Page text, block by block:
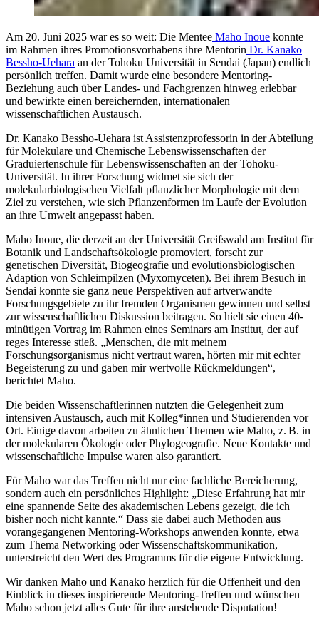
Am 20. Juni 2025 war es so weit: Die Mentee Maho Inoue konnte
im Rahmen ihres Promotionsvorhabens ihre Mentorin Dr. Kanako
Bessho-Uehara an der Tohoku Universität in Sendai (Japan) endlich
persönlich treffen. Damit wurde eine besondere Mentoring-
Beziehung auch über Landes- und Fachgrenzen hinweg erlebbar
und bewirkte einen bereichernden, internationalen
wissenschaftlichen Austausch.
Dr. Kanako Bessho-Uehara ist Assistenzprofessorin in der Abteilung
für Molekulare und Chemische Lebenswissenschaften der
Graduiertenschule für Lebenswissenschaften an der Tohoku-
Universität. In ihrer Forschung widmet sie sich der
molekularbiologischen Vielfalt pflanzlicher Morphologie mit dem
Ziel zu verstehen, wie sich Pflanzenformen im Laufe der Evolution
an ihre Umwelt angepasst haben.
Maho Inoue, die derzeit an der Universität Greifswald am Institut für
Botanik und Landschaftsökologie promoviert, forscht zur
genetischen Diversität, Biogeografie und evolutionsbiologischen
Adaption von Schleimpilzen (Myxomyceten). Bei ihrem Besuch in
Sendai konnte sie ganz neue Perspektiven auf artverwandte
Forschungsgebiete zu ihr fremden Organismen gewinnen und selbst
zur wissenschaftlichen Diskussion beitragen. So hielt sie einen 40-
minütigen Vortrag im Rahmen eines Seminars am Institut, der auf
reges Interesse stieß. „Menschen, die mit meinem
Forschungsorganismus nicht vertraut waren, hörten mir mit echter
Begeisterung zu und gaben mir wertvolle Rückmeldungen“,
berichtet Maho.
Die beiden Wissenschaftlerinnen nutzten die Gelegenheit zum
intensiven Austausch, auch mit Kolleg*innen und Studierenden vor
Ort. Einige davon arbeiten zu ähnlichen Themen wie Maho, z. B. in
der molekularen Ökologie oder Phylogeografie. Neue Kontakte und
wissenschaftliche Impulse waren also garantiert.
Für Maho war das Treffen nicht nur eine fachliche Bereicherung,
sondern auch ein persönliches Highlight: „Diese Erfahrung hat mir
eine spannende Seite des akademischen Lebens gezeigt, die ich
bisher noch nicht kannte.“ Dass sie dabei auch Methoden aus
vorangegangenen Mentoring-Workshops anwenden konnte, etwa
zum Thema Networking oder Wissenschaftskommunikation,
unterstreicht den Wert des Programms für die eigene Entwicklung.
Wir danken Maho und Kanako herzlich für die Offenheit und den
Einblick in dieses inspirierende Mentoring-Treffen und wünschen
Maho schon jetzt alles Gute für ihre anstehende Disputation!